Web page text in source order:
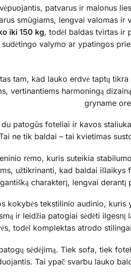
patvarus ir malonus
smūgiams, lengvai valomas ir
iki 150 kg, todėl baldas tvirtas ir
valymo ar ypatingos
tam, kad lauko erdvė taptų
vertinantiems harmoningą
gryname
patogūs foteliai ir kavos
ne tik baldai – tai kvietimas
rėmo, kuris suteikia
užtikrinanti, kad baldai
charakterį, lengvai
kokybės tekstilinio audinio,
ir leidžia patogiai sėdėti
todėl komplektas atrodo
sėdėjimą. Tiek sofa, tiek
Tai ypač svarbu lauko